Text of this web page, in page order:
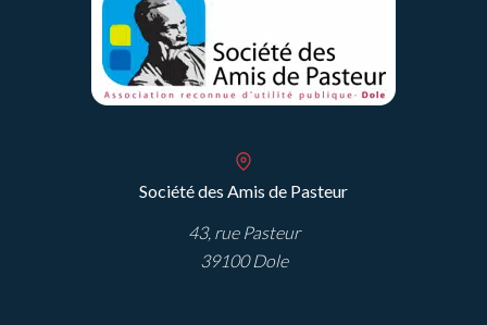
Société des Amis de Pasteur
43, rue Pasteur
39100 Dole